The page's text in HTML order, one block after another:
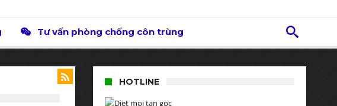
Tư vấn phòng chống côn trùng
HOTLINE